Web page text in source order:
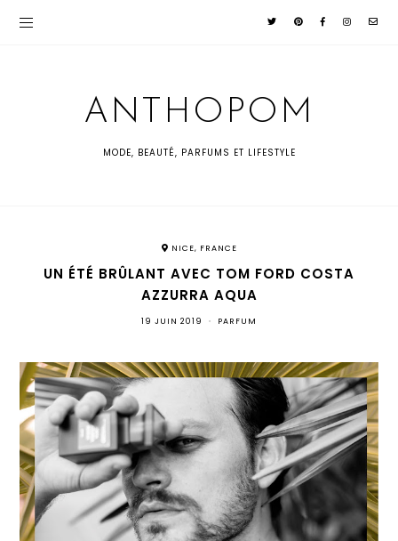
ANTHOPOM
MODE, BEAUTÉ, PARFUMS ET LIFESTYLE
NICE, FRANCE
UN ÉTÉ BRÛLANT AVEC TOM FORD COSTA
AZZURRA AQUA
19 JUIN 2019 • PARFUM